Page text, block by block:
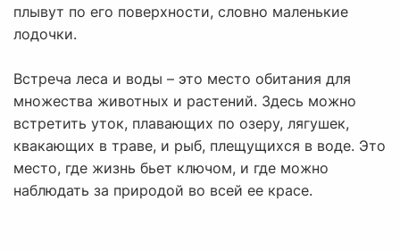
плывут по его поверхности, словно маленькие
лодочки.
Встреча леса и воды – это место обитания для
множества животных и растений. Здесь можно
встретить уток, плавающих по озеру, лягушек,
квакающих в траве, и рыб, плещущихся в воде. Это
место, где жизнь бьет ключом, и где можно
наблюдать за природой во всей ее красе.